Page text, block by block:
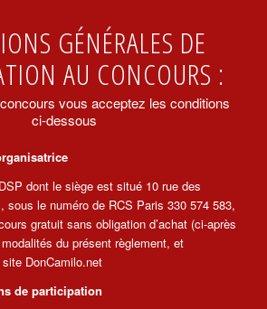
GÉNÉRALES DE
AU CONCOURS :
vous acceptez les conditions
ci-dessous
dont le siège est situé 10 rue des
sous le numéro de RCS Paris 330 574 583,
gratuit sans obligation d’achat (ci-après
du présent règlement, et
DonCamilo.net
de participation